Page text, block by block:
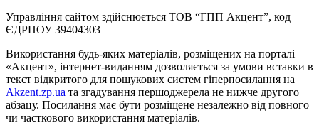
Управління сайтом здійснюється ТОВ “ГПП Акцент”, код
ЄДРПОУ 39404303
Використання будь-яких матеріалів, розміщених на порталі
«Акцент», інтернет-виданням дозволяється за умови вставки в
текст відкритого для пошукових систем гіперпосилання на
Akzent.zp.ua та згадування першоджерела не нижче другого
абзацу. Посилання має бути розміщене незалежно від повного
чи часткового використання матеріалів.